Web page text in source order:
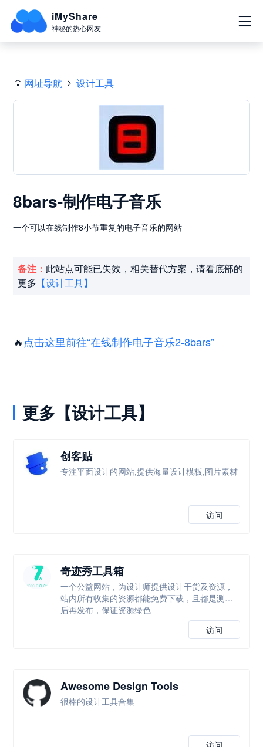
iMyShare
神秘的热心网友
网址导航 设计工具
8bars-制作电子音乐
一个可以在线制作8小节重复的电子音乐的网站
备注： 此站点可能已失效，相关替代方案，请看底部的
更多 【设计工具】
🔥点击这里前往“在线制作电子音乐2-8bars”
更多【设计工具】
创客贴
专注平面设计的网站,提供海量设计模板,图片素材
访问
奇迹秀工具箱
一个公益网站，为设计师提供设计干货及资源，
站内所有收集的资源都能免费下载，且都是测试
后再发布，保证资源绿色
访问
Awesome Design Tools
很棒的设计工具合集
访问